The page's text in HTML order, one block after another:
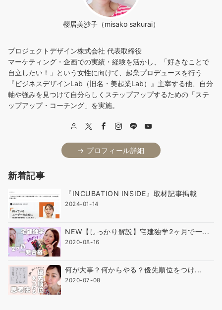
櫻居美沙子（misako sakurai）
プロジェクトデザイン株式会社 代表取締役
マーケティング・企画での実績・経験を活かし、「好きなことで
自立したい！」という女性に向けて、起業プロデュースを行う
『ビジネスデザインLab（旧名・美起業Lab）』主宰する他、自分
軸や強みを見つけて自分らしくステップアップするための「ステ
ップアップ・コーチング」を実施。
→ プロフィール詳細
新着記事
『INCUBATION INSIDE』取材記事掲載
2024-01-14
NEW【しっかり解説】宅建独学2ヶ月で一...
2020-08-16
何が大事？何からやる？優先順位をつけ...
2020-07-08